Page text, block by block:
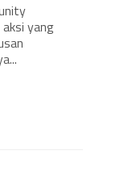
yang